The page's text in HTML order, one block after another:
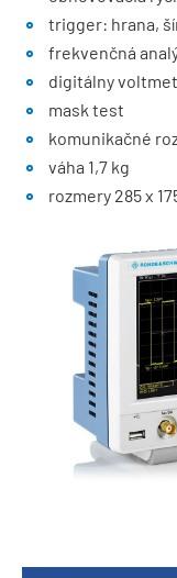
trigger: hrana,
frekvenčná
digitálny
mask test
komunikačné
váha 1,7 kg
rozmery 285 x